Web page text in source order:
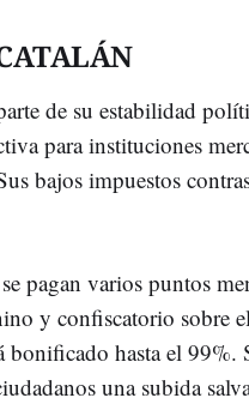
de su estabilidad
para instituciones
bajos impuestos
pagan varios puntos
y confiscatorio sobre
bonificado hasta el 99%.
una subida